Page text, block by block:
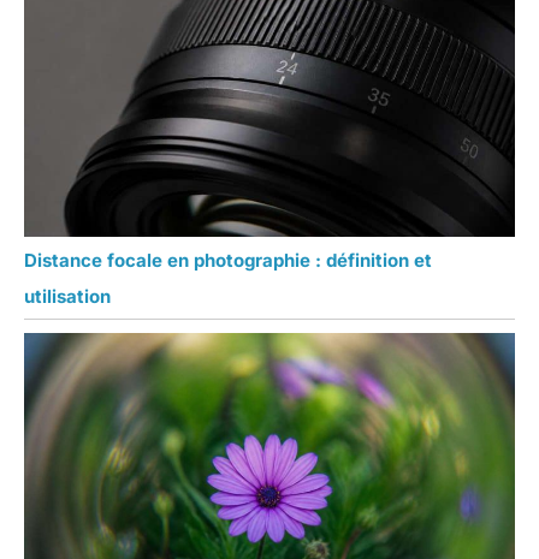
Distance focale en photographie : définition et
utilisation